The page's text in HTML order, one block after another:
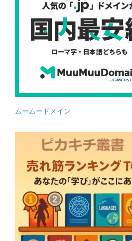
ムームードメイン